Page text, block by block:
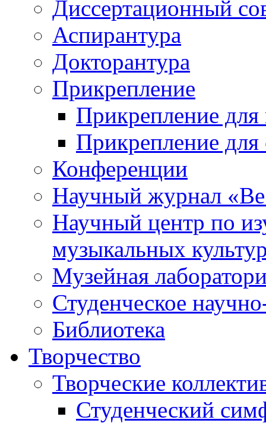
Диссертационный
Аспирантура
Докторантура
Прикрепление
Прикрепление для
Прикрепление для
Конференции
Научный журнал
Научный центр по
музыкальных
Музейная
Студенческое
Библиотека
Творчество
Творческие
Студенческий